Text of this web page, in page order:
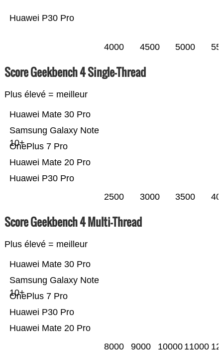
Huawei P30 Pro
4000 4500 5000
Score Geekbench 4 Single-Thread
Plus élevé = meilleur
Huawei P30 Pro
Huawei Mate 20 Pro
OnePlus 7 Pro
Samsung Galaxy Note
10+
Huawei Mate 30 Pro
2500 3000 3500
Score Geekbench 4 Multi-Thread
Plus élevé = meilleur
Huawei Mate 20 Pro
Huawei P30 Pro
OnePlus 7 Pro
Samsung Galaxy Note
10+
Huawei Mate 30 Pro
8000 9000 10000 11000